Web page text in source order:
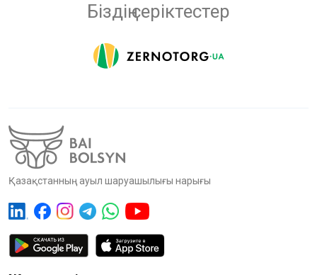
Біздің серіктестер
Қазақстанның ауыл шаруашылығы нарығы